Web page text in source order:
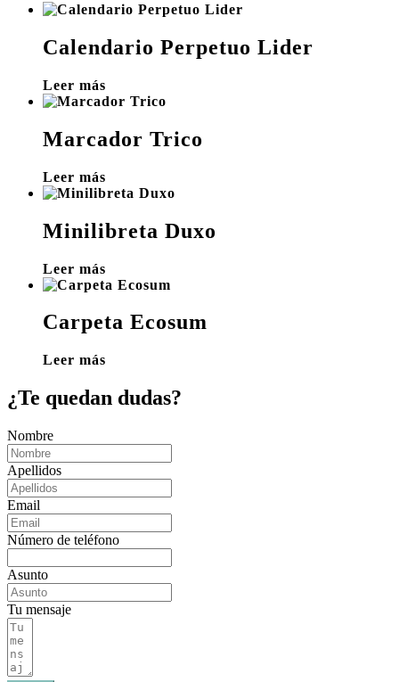
Calendario Perpetuo Lider
Leer más
Marcador Trico
Leer más
Minilibreta Duxo
Leer más
Carpeta Ecosum
Leer más
¿Te quedan dudas?
Nombre
Apellidos
Email
Número de teléfono
Asunto
Tu mensaje